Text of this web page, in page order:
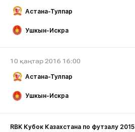
Астана-Тулпар
Ушкын-Искра
10 қаңтар 2016 16:00
Астана-Тулпар
Ушкын-Искра
RBK Кубок Казахстана по футзалу 2015